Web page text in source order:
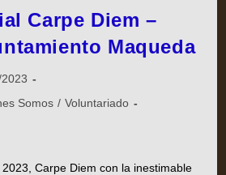
Carpe Diem –
Maqueda
Somos / Voluntariado
Carpe Diem con la inestimable